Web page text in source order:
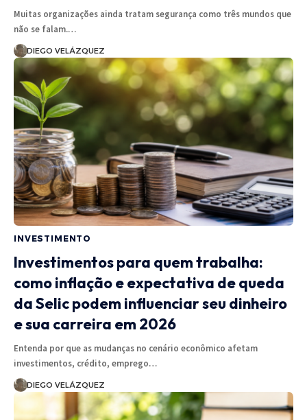
Muitas organizações ainda tratam segurança como três mundos que
não se falam.…
DIEGO VELÁZQUEZ
INVESTIMENTO
Investimentos para quem trabalha:
como inflação e expectativa de queda
da Selic podem influenciar seu dinheiro
e sua carreira em 2026
Entenda por que as mudanças no cenário econômico afetam
investimentos, crédito, emprego…
DIEGO VELÁZQUEZ